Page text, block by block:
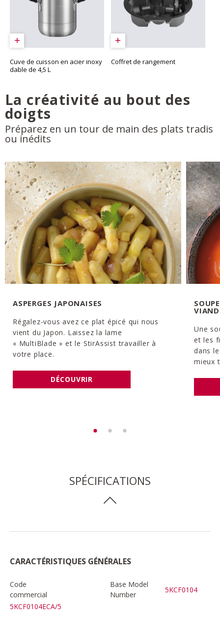
Cuve de cuisson en acier inoxy
dable de 4,5 L
Coffret de rangement
La créativité au bout des
doigts
Préparez en un tour de main des plats tradis
ou inédits
ASPERGES JAPONAISES
Régalez-vous avez ce plat épicé qui nous
vient du Japon. Laissez la lame
« MultiBlade » et le StirAssist travailler à
votre place.
DÉCOUVRIR
Une
et les
dans
mieux
SPÉCIFICATIONS
CARACTÉRISTIQUES GÉNÉRALES
Code
commercial
5KCF0104ECA/5
Base Model
Number
5KCF0104